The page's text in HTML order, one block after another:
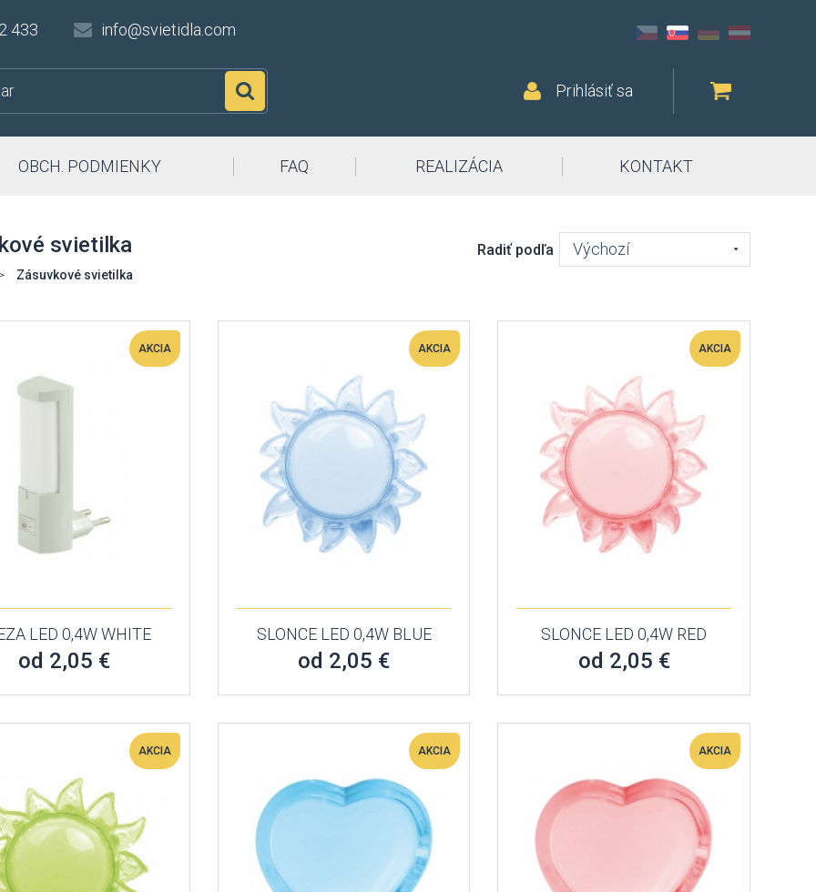
433 info@svietidla.com
Prihlásiť sa
OBCH. PODMIENKY FAQ REALIZÁCIA KONTAKT
svietilka
Zásuvkové svietilka
Radiť podľa Výchozí
AKCIA
LED 0,4W WHITE
od 2,05 €
AKCIA
SLONCE LED 0,4W BLUE
od 2,05 €
AKCIA
SLONCE LED 0,4W RED
od 2,05 €
AKCIA AKCIA AKCIA